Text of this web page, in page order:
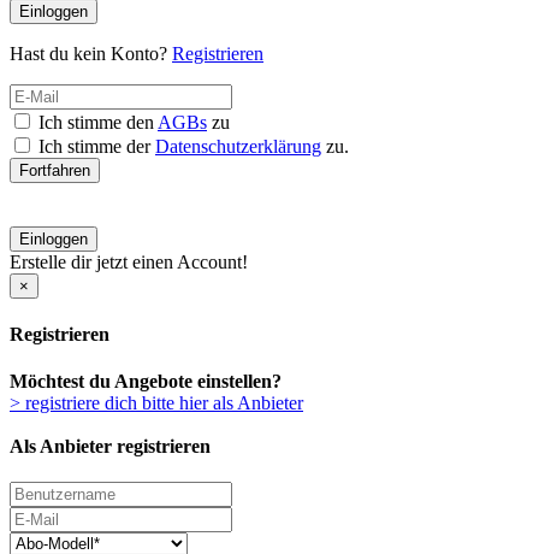
Einloggen
Hast du kein Konto? Registrieren
Ich stimme den AGBs zu
Ich stimme derDatenschutzerklärung zu.
Fortfahren
Einloggen
Erstelle dir jetzt einen Account!
×
Registrieren
Möchtest du Angebote einstellen?
> registriere dich bitte hier als Anbieter
Als Anbieter registrieren